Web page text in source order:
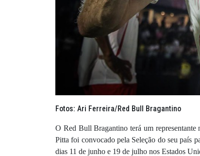
Fotos: Ari Ferreira/Red Bull Bragantino
O Red Bull Bragantino terá um
Pitta foi convocado pela Seleção do seu país
dias 11 de junho e 19 de julho nos Estados